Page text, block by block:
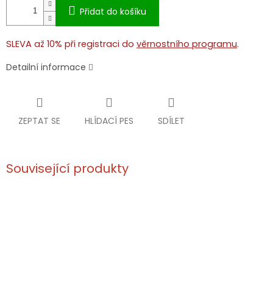
Přidat do košíku
SLEVA až 10% při registraci do věrnostního programu.
Detailní informace
ZEPTAT SE HLÍDACÍ PES SDÍLET
Související produkty